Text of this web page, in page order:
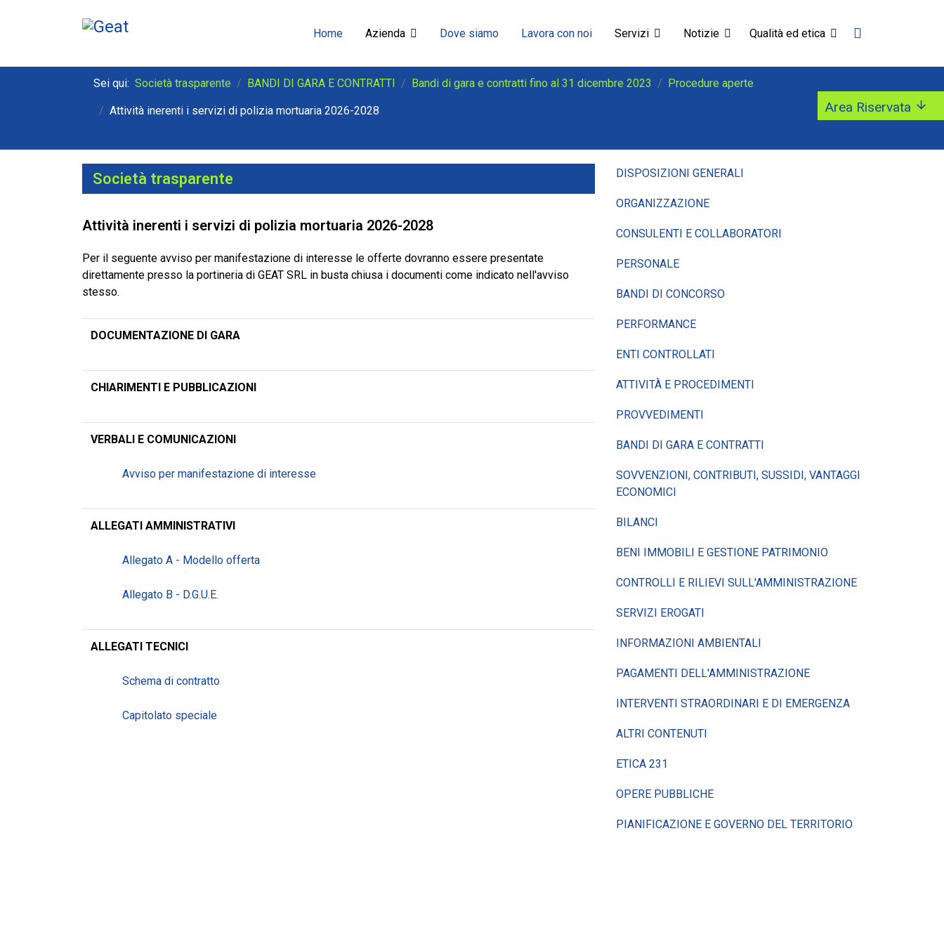
Home Azienda Dove siamo Lavora con noi Servizi Notizie Qualità ed etica
Sei qui: Società trasparente BANDI DI GARA E CONTRATTI Bandi di gara e contratti fino al 31 dicembre 2023 Procedure aperte
Attività inerenti i servizi di polizia mortuaria 2026-2028
Società trasparente
Attività inerenti i servizi di polizia mortuaria 2026-2028
Per il seguente avviso per manifestazione di interesse le offerte dovranno essere presentate
direttamente presso la portineria di GEAT SRL in busta chiusa i documenti come indicato nell'avviso
stesso.
DOCUMENTAZIONE DI GARA
CHIARIMENTI E PUBBLICAZIONI
VERBALI E COMUNICAZIONI
Avviso per manifestazione di interesse
ALLEGATI AMMINISTRATIVI
Allegato A - Modello offerta
Allegato B - D.G.U.E.
ALLEGATI TECNICI
Schema di contratto
Capitolato speciale
DISPOSIZIONI GENERALI
ORGANIZZAZIONE
CONSULENTI E COLLABORATORI
PERSONALE
BANDI DI CONCORSO
PERFORMANCE
ENTI CONTROLLATI
ATTIVITÀ E PROCEDIMENTI
PROVVEDIMENTI
BANDI DI GARA E CONTRATTI
SOVVENZIONI, CONTRIBUTI, SUSSIDI, VANTAGGI
ECONOMICI
BILANCI
BENI IMMOBILI E GESTIONE PATRIMONIO
CONTROLLI E RILIEVI SULL'AMMINISTRAZIONE
SERVIZI EROGATI
INFORMAZIONI AMBIENTALI
PAGAMENTI DELL'AMMINISTRAZIONE
INTERVENTI STRAORDINARI E DI EMERGENZA
ALTRI CONTENUTI
ETICA 231
OPERE PUBBLICHE
PIANIFICAZIONE E GOVERNO DEL TERRITORIO
Area Riservata